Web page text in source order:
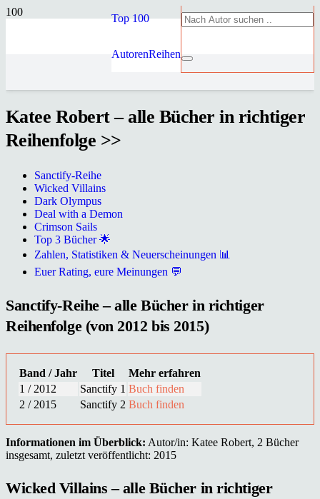
Top 100
AutorenReihen
Katee Robert – alle Bücher in richtiger
Reihenfolge >>
Sanctify-Reihe
Wicked Villains
Dark Olympus
Deal with a Demon
Crimson Sails
Top 3 Bücher 🌟
Zahlen, Statistiken & Neuerscheinungen 📊
Euer Rating, eure Meinungen 💬
Sanctify-Reihe – alle Bücher in richtiger
Reihenfolge (von 2012 bis 2015)
Band / Jahr Titel
Mehr erfahren
1 / 2012
Sanctify 1 Buch finden
2 / 2015
Sanctify 2 Buch finden
Informationen im Überblick: Autor/in: Katee Robert, 2 Bücher
insgesamt, zuletzt veröffentlicht: 2015
Wicked Villains – alle Bücher in richtiger